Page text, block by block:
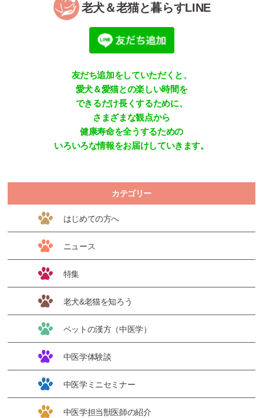
老犬＆老猫と暮らすLINE
友だち追加をしていただくと、
愛犬＆愛猫との楽しい時間を
できるだけ長くするために、
さまざまな観点から
健康寿命を全うするための
いろいろな情報をお届けしていきます。
カテゴリー
はじめての方へ
ニュース
特集
老犬&老猫を知ろう
ペットの漢方（中医学）
中医学体験談
中医学ミニセミナー
中医学担当獣医師の紹介